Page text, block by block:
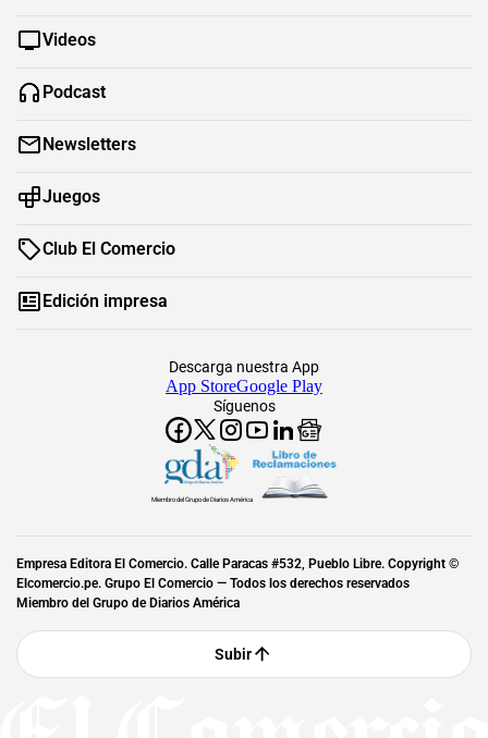
Videos
Podcast
Newsletters
Juegos
Club El Comercio
Edición impresa
Síguenos
Descarga nuestra App
App StoreGoogle Play
Miembro del Grupo de Diarios América
Empresa Editora El Comercio. Calle Paracas #532, Pueblo Libre. Copyright ©
Elcomercio.pe. Grupo El Comercio — Todos los derechos reservados
Miembro del Grupo de Diarios América
Subir